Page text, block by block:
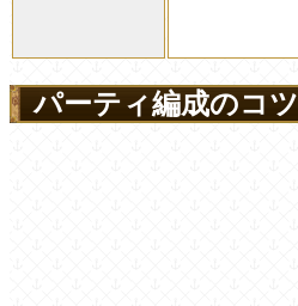
パーティ編成のコツ